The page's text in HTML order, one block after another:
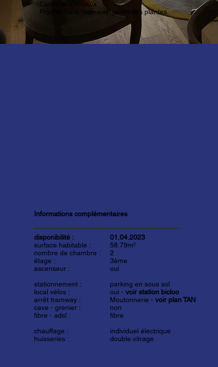
Calme et lumineux.
Proche Gare, tramway, jardin des plantes.
Informations complémentaires
disponibilité :
surface habitable :
nombre de chambre :
étage :
ascenseur :
stationnement :
local vélos :
arrêt tramway :
cave - grenier :
fibre - adsl :
chauffage :
huisseries :
01.04.2023
58.79m²
2
3ème
oui
parking en sous sol
oui - voir station bicloo
Moutonnerie - voir plan TAN
non
fibre
individuel électrique
double vitrage